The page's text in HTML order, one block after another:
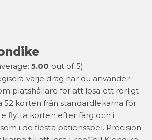
5.00 out of 5)
varje drag när du använder
platshållare för att lösa ett rörligt
52 korten från standardlekarna för
flytta korten efter färg och i
i de flesta patiensspel. Precision